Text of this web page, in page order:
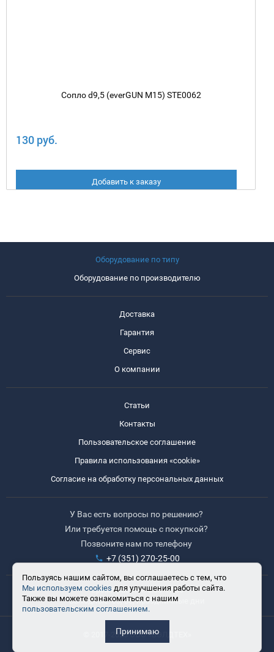
Сопло d9,5 (everGUN M15) STE0062
130 руб.
Добавить к заказу
Оборудование по типу
Оборудование по производителю
Доставка
Гарантия
Сервис
О компании
Статьи
Контакты
Пользовательское соглашение
Правила использования «cookie»
Согласие на обработку персональных данных
У Вас есть вопросы по решению?
Или требуется помощь с покупкой?
Позвоните нам по телефону
+7 (351) 270-25-00
Время работы: 8:30-17:30
Выходные: сб, вс, праздничные дни
© 2017-2025 ООО «ВЭЛДТЕХ»
Пользуясь нашим сайтом, вы соглашаетесь с тем, что
Мы используем cookies для улучшения работы сайта.
Также вы можете ознакомиться с нашим
пользовательским соглашением.
Принимаю